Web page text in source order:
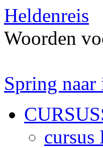
Heldenreis
Woorden
Spring naar
cursus